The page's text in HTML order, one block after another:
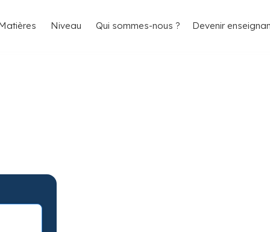
Niveau Qui sommes-nous ? Devenir